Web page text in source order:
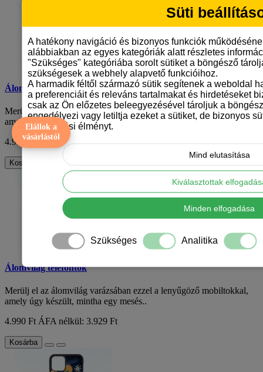
Álomvilág telefontok
Merülj el az álomvilág varázsában ezzel a lenyűgöző mobiltokkal,
amely úgy készült, mintha egy mesés..
4.990 FtÁFA nélkül: 3.929 Ft
Kosárba
Álomvilág telefontok
Merülj el az álomvilág varázsában ezzel a lenyűgöző mobiltokkal,
amely úgy készült, mintha egy mesés..
4.990 Ft ÁFA nélkül: 3.929 Ft
Kosárba
Elállok a
vásárlástól
Süti
A hatékony navigáció és bizonyos funkciók
alábbiakban az egyes kategóriák alatt részletes
"Szükséges" kategóriába sorolt sütiket a böngésző
szükségesek a webhely alapvető funkcióihoz.
A harmadik féltől származó sütik segítenek a weboldal
a preferenciáit és releváns tartalmakat és hirdetéseket
csak az Ön előzetes beleegyezésével tároljuk a
engedélyezi vagy letiltja ezeket a sütiket, de bizonyos
böngészési élményt.
Mind elutasítása
Kiválasztottak
Minden elfogadása
Szükséges Analitika